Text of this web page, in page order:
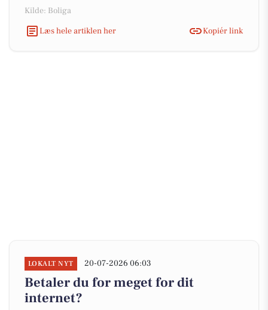
Kilde: Boliga
Læs hele artiklen her
Kopiér link
LOKALT NYT 20-07-2026 06:03
Betaler du for meget for dit
internet?